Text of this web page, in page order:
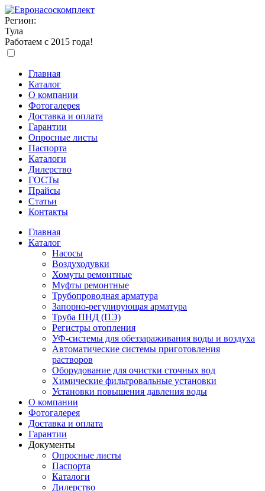
Регион:
Тула
Работаем с 2015 года!
Главная
Каталог
О компании
Фотогалерея
Доставка и оплата
Гарантии
Опросные листы
Паспорта
Каталоги
Дилерство
ГОСТы
Прайсы
Статьи
Контакты
Главная
Каталог
Насосы
Воздуходувки
Хомуты ремонтные
Муфты ремонтные
Трубопроводная арматура
Запорно-регулирующая арматура
Труба ПНД (ПЭ)
Регистры отопления
УФ-системы для обеззараживания воды и воздуха
Автоматические системы приготовления
растворов
Оборудование для очистки сточных вод
Химические фильтровальные установки
Установки повышения давления воды
О компании
Фотогалерея
Доставка и оплата
Гарантии
Документы
Опросные листы
Паспорта
Каталоги
Дилерство